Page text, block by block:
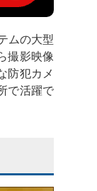
ムの大型
撮影映像
防犯カメ
で活躍で